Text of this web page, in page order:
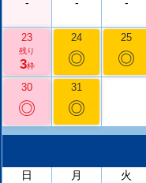
-
-
-
23
残り
3枠
24
◎
25
◎
30
◎
31
◎
日
月 火